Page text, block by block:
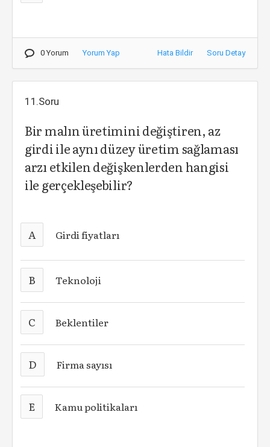
0 Yorum Yorum Yap Hata Bildir Soru Detay
11.Soru
Bir malın üretimini değiştiren, az
girdi ile aynı düzey üretim sağlaması
arzı etkilen değişkenlerden hangisi
ile gerçekleşebilir?
A Girdi fiyatları
B Teknoloji
C Beklentiler
D Firma sayısı
E Kamu politikaları